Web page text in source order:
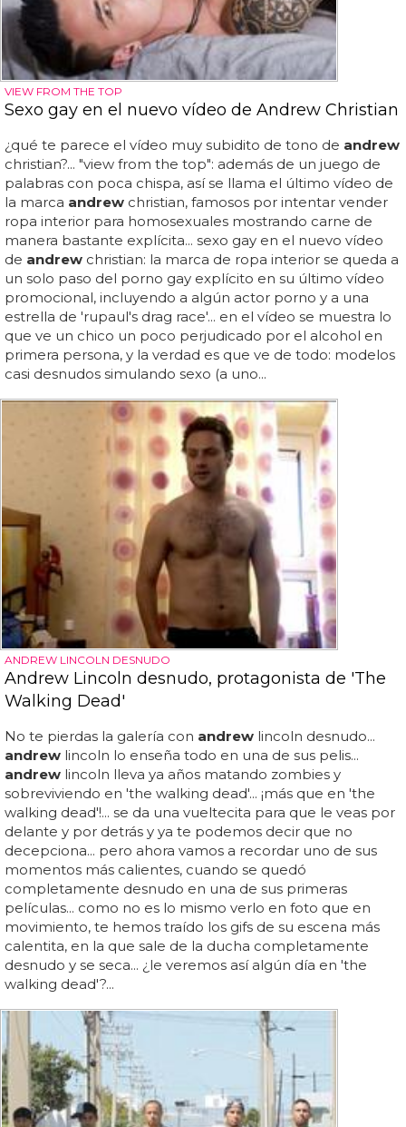
VIEW FROM THE TOP
Sexo gay en el nuevo vídeo de Andrew Christian
¿qué te parece el vídeo muy subidito de tono de andrew
christian?... "view from the top": además de un juego de
palabras con poca chispa, así se llama el último vídeo de
la marca andrew christian, famosos por intentar vender
ropa interior para homosexuales mostrando carne de
manera bastante explícita... sexo gay en el nuevo vídeo
de andrew christian: la marca de ropa interior se queda a
un solo paso del porno gay explícito en su último vídeo
promocional, incluyendo a algún actor porno y a una
estrella de 'rupaul's drag race'... en el vídeo se muestra lo
que ve un chico un poco perjudicado por el alcohol en
primera persona, y la verdad es que ve de todo: modelos
casi desnudos simulando sexo (a uno...
ANDREW LINCOLN DESNUDO
Andrew Lincoln desnudo, protagonista de 'The
Walking Dead'
No te pierdas la galería con andrew lincoln desnudo...
andrew lincoln lo enseña todo en una de sus pelis...
andrew lincoln lleva ya años matando zombies y
sobreviviendo en 'the walking dead'... ¡más que en 'the
walking dead'!... se da una vueltecita para que le veas por
delante y por detrás y ya te podemos decir que no
decepciona... pero ahora vamos a recordar uno de sus
momentos más calientes, cuando se quedó
completamente desnudo en una de sus primeras
películas... como no es lo mismo verlo en foto que en
movimiento, te hemos traído los gifs de su escena más
calentita, en la que sale de la ducha completamente
desnudo y se seca... ¿le veremos así algún día en 'the
walking dead'?...